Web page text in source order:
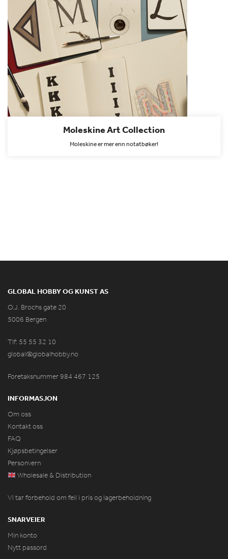
Moleskine Art Collection
Moleskine er mer enn notatbøker!
GLOBAL HOBBY OG KUNST AS
O.J. Brochs gate 20
5006 Bergen
Tlf: 55 55 32 10
global@globalhobby.no
Foretaksnummer 984 467 125
INFORMASJON
Om oss
Kontakt oss
FAQ
Kjøpsbetingelser
Personvern
Wholesale & Distribution
Vi tar forbehold om feil i pris og lagerbeholdning
SNARVEIER
Min konto
Nytt passord